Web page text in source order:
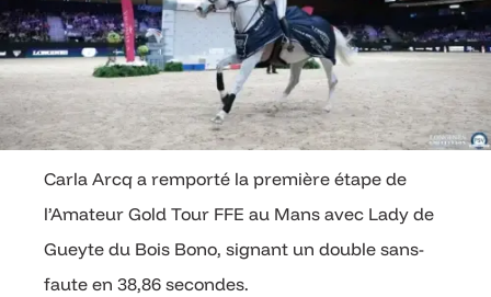
Carla Arcq a remporté la première étape de
l’Amateur Gold Tour FFE au Mans avec Lady de
Gueyte du Bois Bono, signant un double sans-
faute en 38,86 secondes.